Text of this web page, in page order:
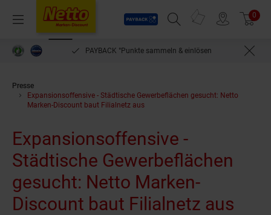
Menü
Payback
Suchfeld einblenden
Prospekte 0
PAYBACK °Punkte sammeln & einlösen
Presse
Expansionsoffensive - Städtische Gewerbeflächen gesucht: Netto
Marken-Discount baut Filialnetz aus
Expansionsoffensive -
Städtische Gewerbeflächen
gesucht: Netto Marken-
Discount baut Filialnetz aus